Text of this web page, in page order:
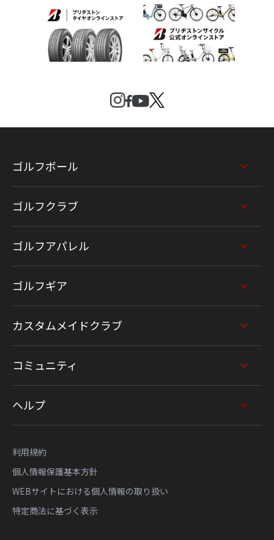
ゴルフボール
ゴルフクラブ
ゴルフアパレル
ゴルフギア
カスタムメイドクラブ
コミュニティ
ヘルプ
利用規約
個人情報保護基本方針
WEBサイトにおける個人情報の取り扱い
特定商法に基づく表示